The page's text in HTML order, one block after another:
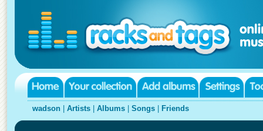
wadson Artists Albums Songs Friends